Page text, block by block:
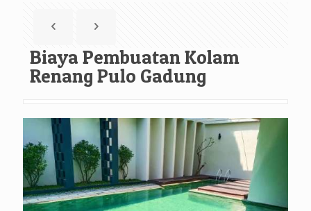
Biaya Pembuatan Kolam
Renang Pulo Gadung